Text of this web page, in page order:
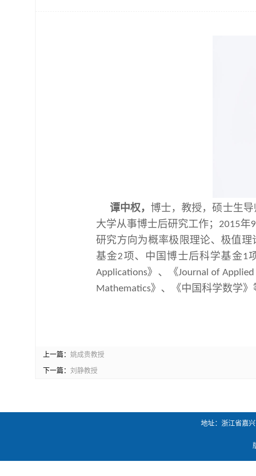
谭中权，博士，教授，硕士生导
大学从事博士后研究工作；
2015年9
研究方向为概率极限理论、极值
基金2项、中国博士后科学基金1
Applications》、《Journal of
Mathematics》、《中国科学数学
上一篇： 姚成贵教授
下一篇： 刘静教授
地址：浙江省嘉